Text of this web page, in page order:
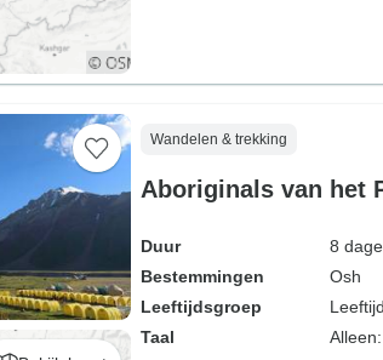
Wandelen & trekking
Aboriginals van het
Duur
8
Bestemmingen
Osh
Leeftijdsgroep
Taal